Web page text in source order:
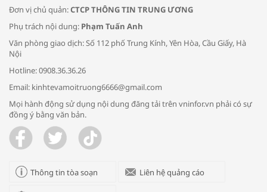
Bác sĩ tư vấn cách phòng tránh bệnh
đường hô hấp trong thời tiết giao mùa
Trao yêu thương cho em
Đơn vị chủ quản:CTCP THÔNG TIN TRUNG ƯƠNG
Phụ trách nội dung: Phạm Tuấn Anh
Văn phòng giao dịch: Số 112 phố Trung Kính, Yên Hòa, Cầu Giấy, Hà
Nội
Hotline: 0908.36.36.26
Email: kinhtevamoitruong6666@gmail.com
Mọi hành động sử dụng nội dung đăng tải trên vninfor.vn phải có sự
đồng ý bằng văn bản.
Thông tin tòa soạn Liên hệ quảng cáo